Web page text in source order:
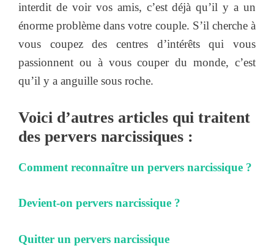
interdit de voir vos amis, c’est déjà qu’il y a un
énorme problème dans votre couple. S’il cherche à
vous coupez des centres d’intérêts qui vous
passionnent ou à vous couper du monde, c’est
qu’il y a anguille sous roche.
Voici d’autres articles qui traitent
des pervers narcissiques :
Comment reconnaître un pervers narcissique ?
Devient-on pervers narcissique ?
Quitter un pervers narcissique